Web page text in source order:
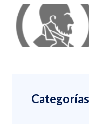
Categorías